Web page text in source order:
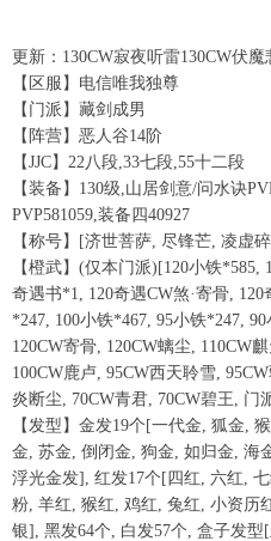
更新：130CW寂夜听雷130CW伏魔
【区服】电信唯我独尊
【门派】藏剑成男
【阵营】恶人谷14阶
【JJC】22八段,33七段,55十二段
【装备】130级,山居剑意/问水诀
PVP581059,装备四40927
【称号】[济世菩萨, 尽锋芒, 凌虚
【橙武】(仅本门派)[120小铁
奇遇书*1, 120奇遇CW煞·寄骨,
*247, 100小铁*467, 95小铁*247,
120CW寄骨, 120CW螭尘, 110CW
100CW鹿卢, 95CW西天聆雪,
炎断尘, 70CW青君, 70CW碧王, 门
【发型】金发19个[一代金, 狐金,
金, 苏金, 倒闭金, 狗金, 如归金, 海
浮光金发], 红发17个[四红, 六红,
粉, 羊红, 猴红, 鸡红, 兔红, 小资历
银], 黑发64个, 白发57个, 盒子发